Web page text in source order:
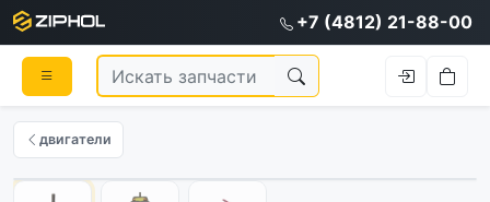
+7 (4812) 21-88-00
двигатели